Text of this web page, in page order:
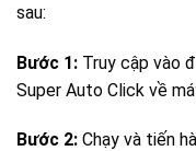
sau:
Bước 1: Truy cập vào
Super Auto Click về
Bước 2: Chạy và tiến